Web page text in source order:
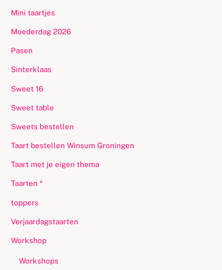
Mini taartjes
Moederdag 2026
Pasen
Sinterklaas
Sweet 16
Sweet table
Sweets bestellen
Taart bestellen Winsum Groningen
Taart met je eigen thema
Taarten *
toppers
Verjaardagstaarten
Workshop
Workshops